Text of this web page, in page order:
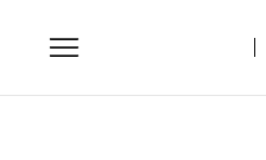
Toggle
navigation